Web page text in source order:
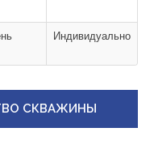
Индивидуально
СКВАЖИНЫ